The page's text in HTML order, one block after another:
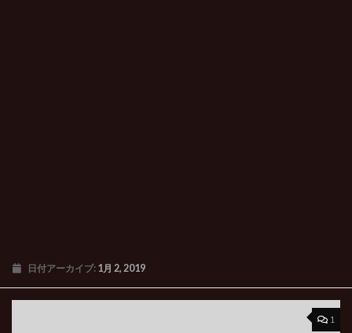
日付アーカイブ: 1月 2, 2019
1